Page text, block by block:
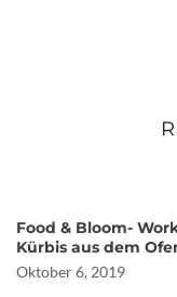
Food & Bloom-
Kürbis aus dem
Oktober 6, 2019